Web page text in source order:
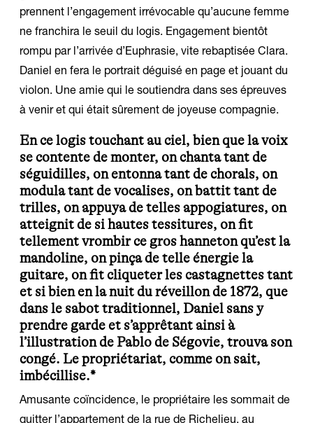
prennent l’engagement irrévocable qu’aucune femme
ne franchira le seuil du logis. Engagement bientôt
rompu par l’arrivée d’Euphrasie, vite rebaptisée Clara.
Daniel en fera le portrait déguisé en page et jouant du
violon. Une amie qui le soutiendra dans ses épreuves
à venir et qui était sûrement de joyeuse compagnie.
En ce logis touchant au ciel, bien que la voix
se contente de monter, on chanta tant de
séguidilles, on entonna tant de chorals, on
modula tant de vocalises, on battit tant de
trilles, on appuya de telles appogiatures, on
atteignit de si hautes tessitures, on fit
tellement vrombir ce gros hanneton qu’est la
mandoline, on pinça de telle énergie la
guitare, on fit cliqueter les castagnettes tant
et si bien en la nuit du réveillon de 1872, que
dans le sabot traditionnel, Daniel sans y
prendre garde et s’apprêtant ainsi à
l’illustration de Pablo de Ségovie, trouva son
congé. Le propriétariat, comme on sait,
imbécillise.*
Amusante coïncidence, le propriétaire les sommait de
quitter l’appartement de la rue de Richelieu, au